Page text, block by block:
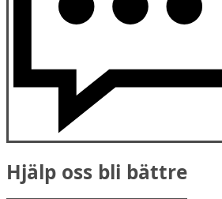
Hjälp oss bli bättre